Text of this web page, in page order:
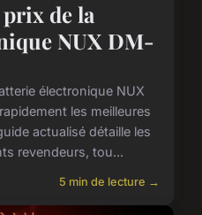
de la
NUX DM-
électronique NUX
les meilleures
actualisé détaille les
revendeurs, tou...
5 min de lecture →